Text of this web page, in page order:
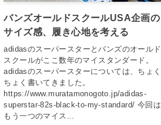
バンズオールドスクールUSA企画の
サイズ感、履き心地を考える
adidasのスーパースターとバンズのオールド
スクールがここ数年のマイスタンダード。
adidasのスーパースターについては、ちょく
ちょく書いてきました。
https://www.muratamonogoto.jp/adidas-
superstar-82s-black-to-my-standard/ 今回は
もう一つのマイス...